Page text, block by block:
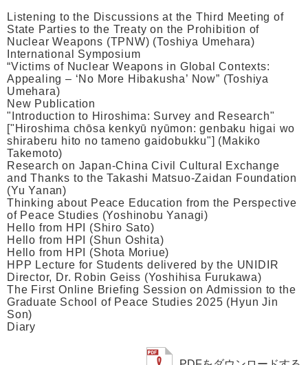
Listening to the Discussions at the Third Meeting of
State Parties to the Treaty on the Prohibition of
Nuclear Weapons (TPNW) (Toshiya Umehara)
International Symposium
“Victims of Nuclear Weapons in Global Contexts:
Appealing – ‘No More Hibakusha’ Now” (Toshiya
Umehara)
New Publication
"Introduction to Hiroshima: Survey and Research"
["Hiroshima chōsa kenkyū nyūmon: genbaku higai wo
shiraberu hito no tameno gaidobukku"] (Makiko
Takemoto)
Research on Japan-China Civil Cultural Exchange
and Thanks to the Takashi Matsuo-Zaidan Foundation
(Yu Yanan)
Thinking about Peace Education from the Perspective
of Peace Studies (Yoshinobu Yanagi)
Hello from HPI (Shiro Sato)
Hello from HPI (Shun Oshita)
Hello from HPI (Shota Moriue)
HPP Lecture for Students delivered by the UNIDIR
Director, Dr. Robin Geiss (Yoshihisa Furukawa)
The First Online Briefing Session on Admission to the
Graduate School of Peace Studies 2025 (Hyun Jin
Son)
Diary